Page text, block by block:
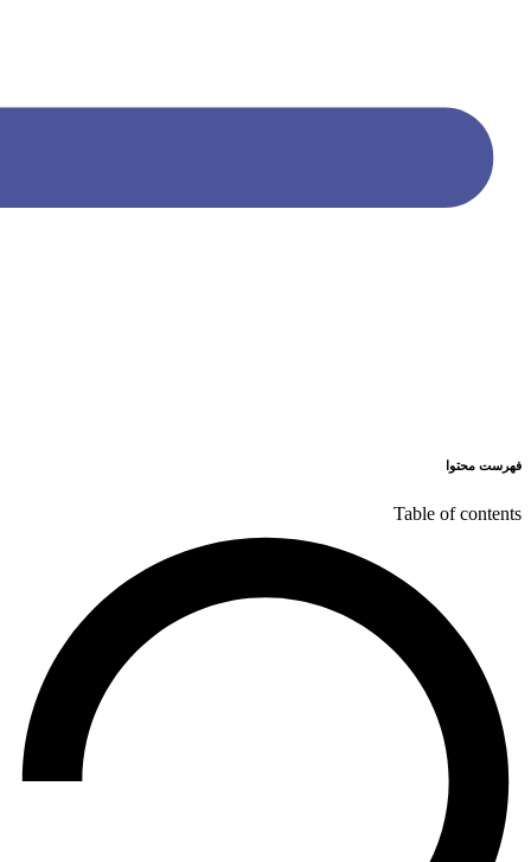
فهرست محتوا
Table of contents